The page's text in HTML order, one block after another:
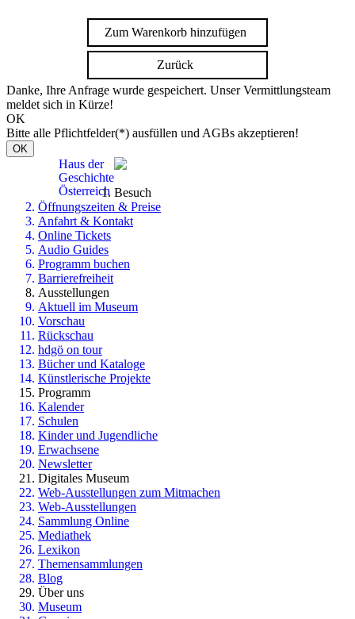
Zum Warenkorb hinzufügen
Zurück
Danke, Ihre Anfrage wurde gespeichert. Unser Vermittlungsteam
meldet sich in Kürze!
OK
Bitte alle Pflichtfelder(*) ausfüllen und AGBs akzeptieren!
OK
Haus der
Geschichte
Österreich Besuch
Öffnungszeiten & Preise
Anfahrt & Kontakt
Online Tickets
Audio Guides
Programm buchen
Barrierefreiheit
Ausstellungen
Aktuell im Museum
Vorschau
Rückschau
hdgö on tour
Bücher und Kataloge
Künstlerische Projekte
Programm
Kalender
Schulen
Kinder und Jugendliche
Erwachsene
Newsletter
Digitales Museum
Web-Ausstellungen zum Mitmachen
Web-Ausstellungen
Sammlung Online
Mediathek
Lexikon
Themensammlungen
Blog
Über uns
Museum